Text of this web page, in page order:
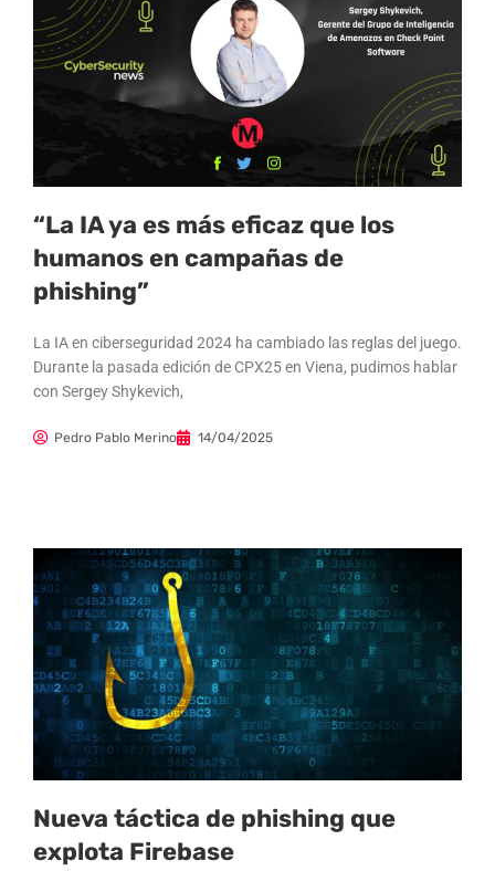
“La IA ya es más eficaz que los
humanos en campañas de
phishing”
La IA en ciberseguridad 2024 ha cambiado las reglas del juego.
Durante la pasada edición de CPX25 en Viena, pudimos hablar
con Sergey Shykevich,
Pedro Pablo Merino 14/04/2025
Nueva táctica de phishing que
explota Firebase